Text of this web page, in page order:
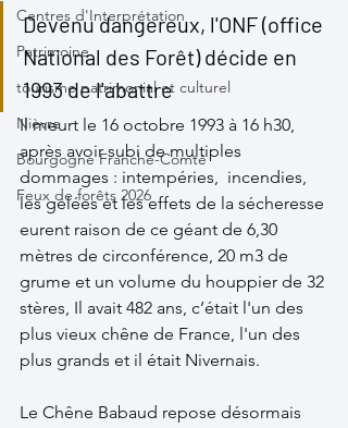
Centres d'Interprétation
Patrimoine
tourisme patrimonial et culturel
Nièvre
Bourgogne Franche-Comté
Feux de forêts 2026
Devenu dangereux, l'ONF (office
National des Forêt) décide en
1993 de l'abattre
Il meurt le 16 octobre 1993 à 16 h30,
après avoir subi de multiples
dommages : intempéries,  incendies,
les gelées et les effets de la sécheresse
eurent raison de ce géant de 6,30
mètres de circonférence, 20 m3 de
grume et un volume du houppier de 32
stères, Il avait 482 ans, c’était l'un des
plus vieux chêne de France, l'un des
plus grands et il était Nivernais.
Le Chêne Babaud repose désormais